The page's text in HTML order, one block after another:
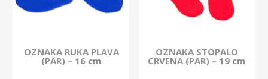
OZNAKA RUKA PLAVA
(PAR) – 16 cm
OZNAKA STOPALO
CRVENA (PAR) – 19 cm